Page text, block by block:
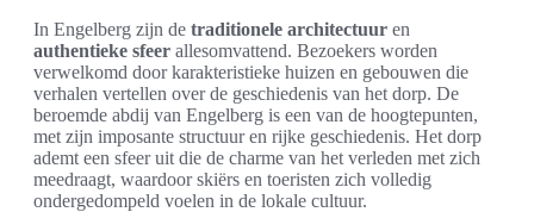
In Engelberg zijn de traditionele architectuur en
authentieke sfeer allesomvattend. Bezoekers worden
verwelkomd door karakteristieke huizen en gebouwen die
verhalen vertellen over de geschiedenis van het dorp. De
beroemde abdij van Engelberg is een van de hoogtepunten,
met zijn imposante structuur en rijke geschiedenis. Het dorp
ademt een sfeer uit die de charme van het verleden met zich
meedraagt, waardoor skiërs en toeristen zich volledig
ondergedompeld voelen in de lokale cultuur.